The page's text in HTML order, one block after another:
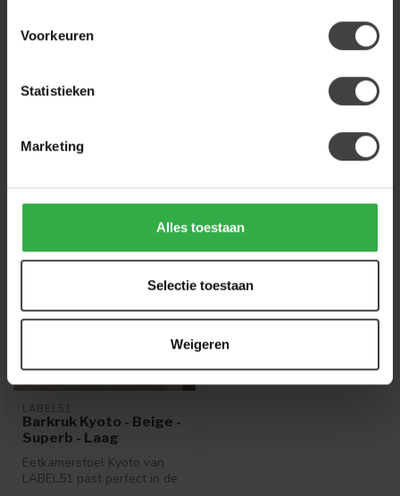
Voorkeuren
Statistieken
Marketing
Alles toestaan
Selectie toestaan
Weigeren
Heb je een vraag over dit product?
gerust contact op met onze klantenservice
+31 224 850
Recent bekeken
LABEL51
Barkruk Kyoto - Beige -
Superb - Laag
Eetkamerstoel Kyoto van
LABEL51 past perfect in de